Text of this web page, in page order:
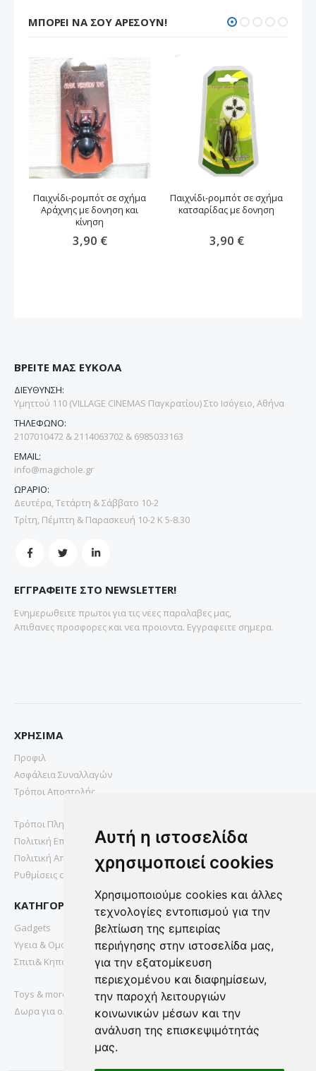
Αυτή η ιστοσελίδα
χρησιμοποιεί cookies
Χρησιμοποιούμε cookies και άλλες
τεχνολογίες εντοπισμού για την
βελτίωση της εμπειρίας
περιήγησης στην ιστοσελίδα μας,
για την εξατομίκευση
περιεχομένου και διαφημίσεων,
την παροχή λειτουργιών
κοινωνικών μέσων και την
ανάλυση της επισκεψιμότητάς
μας.
ΜΠΟΡΕΊ ΝΑ ΣΟΥ ΑΡΈΣΟΥΝ!
Παιχνίδι-ρομπότ σε σχήμα
Αράχνης με δονηση και
κίνηση
3,90 €
Παιχνίδι-ρομπότ σε σχήμα
κατσαρίδας με δονηση
3,90 €
ΒΡΕΙΤΕ ΜΑΣ ΕΥΚΟΛΑ
ΔΙΕΥΘΥΝΣΗ:
Υμηττού 110 (VILLAGE CINEMAS Παγκρατίου) Στο Ισόγειο, Αθήνα
ΤΗΛΕΦΩΝΟ:
2107010472 & 2114063702 & 6985033163
EMAIL:
info@magichole.gr
ΩΡΑΡΙΟ:
Δευτέρα, Τετάρτη & Σάββατο 10-2
Τρίτη, Πέμπτη & Παρασκευή 10-2 Κ 5-8.30
ΕΓΓΡΑΦΕΙΤΕ ΣΤΟ NEWSLETTER!
Ενημερωθειτε πρωτοι για τις νεες παραλαβες μας,
Απιθανες προσφορες και νεα προιοντα. Εγγραφειτε σημερα.
ΧΡΗΣΙΜΑ
Προφιλ
Ασφάλεια Συναλλαγών
Τρόποι Αποστολής
Τρόποι Πληρωμής
Πολιτική Επιστροφών
Πολιτική Απορρήτου
Ρυθμίσεις cookies
ΚΑΤΗΓΟΡΙΕΣ
Gadgets
Υγεια & Ομορφια
Σπιτι& Κηπος
Toys & more
Δωρα για ολους